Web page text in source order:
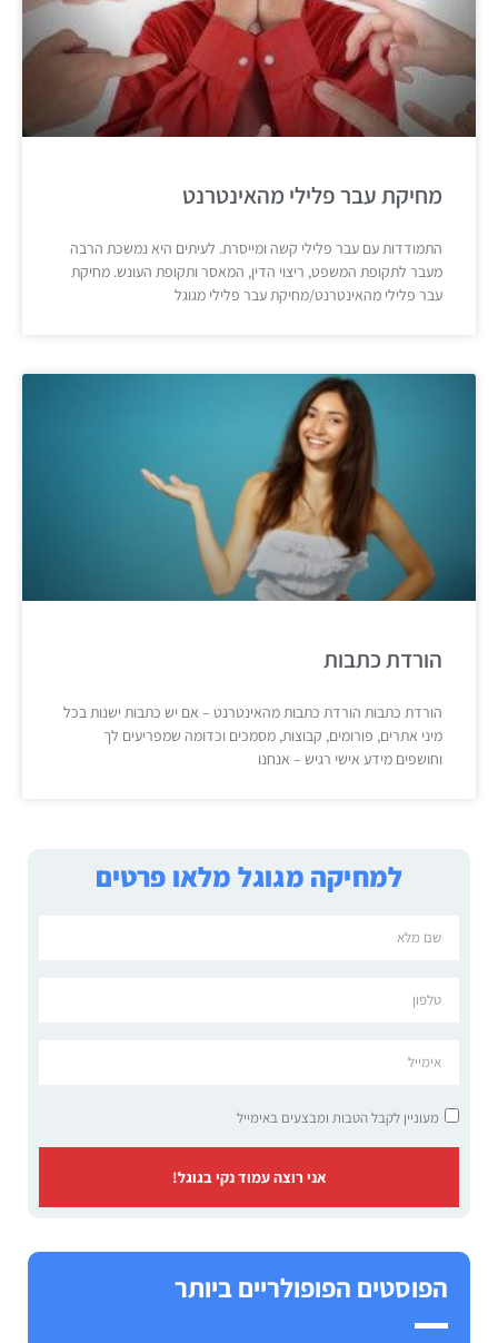
למחיקה מגוגל מלאו פרטים
מעוניין לקבל הטבות ומבצעים באימייל
אני רוצה עמוד נקי בגוגל!
הפוסטים הפופולריים ביותר
מחיקת עבר פלילי מהאינטרנט
התמודדות עם עבר פלילי קשה ומייסרת. לעיתים היא נמשכת הרבה
מעבר לתקופת המשפט, ריצוי הדין, המאסר ותקופת העונש. מחיקת
עבר פלילי מהאינטרנט/מחיקת עבר פלילי מגוגל
הורדת כתבות
הורדת כתבות הורדת כתבות מהאינטרנט – אם יש כתבות ישנות בכל
מיני אתרים, פורומים, קבוצות, מסמכים וכדומה שמפריעים לך
וחושפים מידע אישי רגיש – אנחנו